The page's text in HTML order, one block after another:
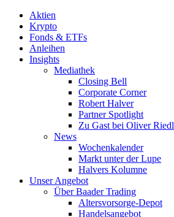
Aktien
Krypto
Fonds & ETFs
Anleihen
Insights
Mediathek
Closing Bell
Corporate Corner
Robert Halver
Partner Spotlight
Zu Gast bei Oliver Riedl
News
Wochenkalender
Markt unter der Lupe
Halvers Kolumne
Unser Angebot
Über Baader Trading
Altersvorsorge-Depot
Handelsangebot